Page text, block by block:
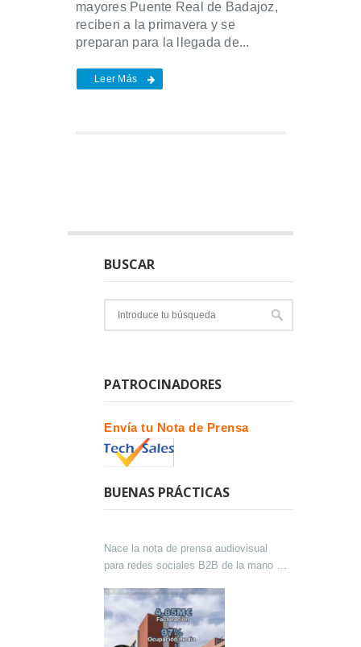
mayores Puente Real de Badajoz,
reciben a la primavera y se
preparan para la llegada de...
Leer Más
BUSCAR
PATROCINADORES
Envía tu Nota de Prensa
BUENAS PRÁCTICAS
Nace la nota de prensa audiovisual
para redes sociales B2B de la mano de